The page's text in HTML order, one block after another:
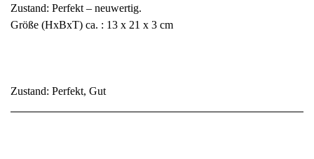
Zustand: Perfekt – neuwertig.
Größe (HxBxT) ca. : 13 x 21 x 3 cm
Zustand: Perfekt, Gut